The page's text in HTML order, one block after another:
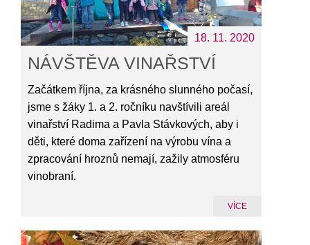
18. 11. 2020
NÁVŠTĚVA VINAŘSTVÍ
Začátkem října, za krásného slunného počasí,
jsme s žáky 1. a 2. ročníku navštívili areál
vinařství Radima a Pavla Stávkových, aby i
děti, které doma zařízení na výrobu vína a
zpracování hroznů nemají, zažily atmosféru
vinobraní.
VÍCE